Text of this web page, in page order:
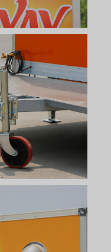
Slovenščina
Hrvatski
Српски језик
Norsk nynorsk
Maori
Eesti
Български
Nederlands (België)
हिन्दी
Norsk bokmål
Slovenčina